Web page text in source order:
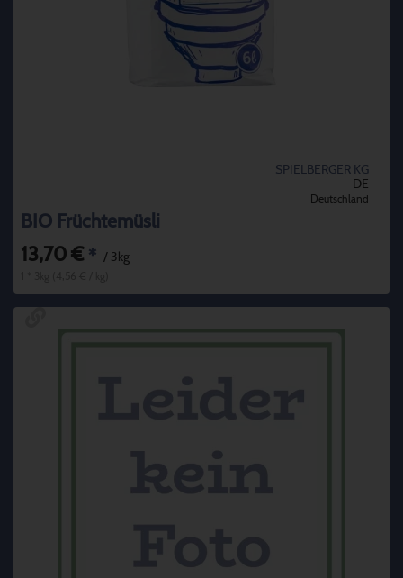
SPIELBERGER KG
DE
Deutschland
BIO Früchtemüsli
13,70 € * / 3kg